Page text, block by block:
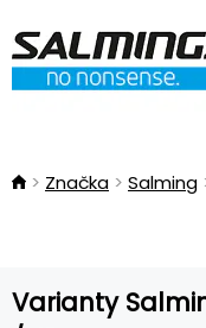
Značka Salming
Varianty